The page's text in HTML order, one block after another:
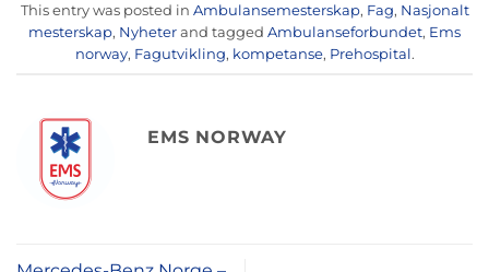
This entry was posted in Ambulansemesterskap, Fag, Nasjonalt
mesterskap, Nyheter and tagged Ambulanseforbundet, Ems
norway, Fagutvikling, kompetanse, Prehospital.
EMS NORWAY